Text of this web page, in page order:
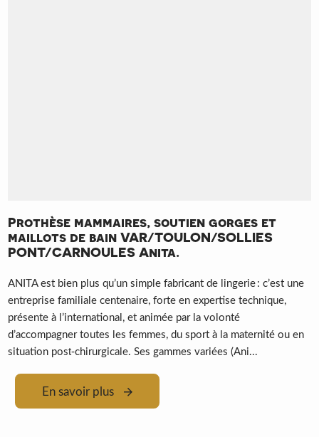
Prothèse mammaires, soutien gorges et
maillots de bain VAR/TOULON/SOLLIES
PONT/CARNOULES Anita.
ANITA est bien plus qu’un simple fabricant de lingerie : c’est une
entreprise familiale centenaire, forte en expertise technique,
présente à l’international, et animée par la volonté
d’accompagner toutes les femmes, du sport à la maternité ou en
situation post‑chirurgicale. Ses gammes variées (Ani...
En savoir plus